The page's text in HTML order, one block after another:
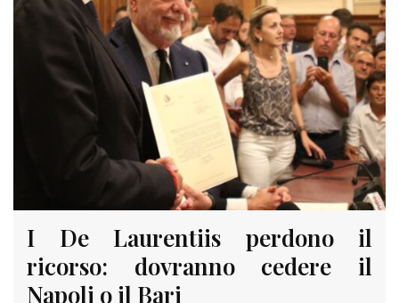
I De Laurentiis perdono il
ricorso: dovranno cedere il
Napoli o il Bari